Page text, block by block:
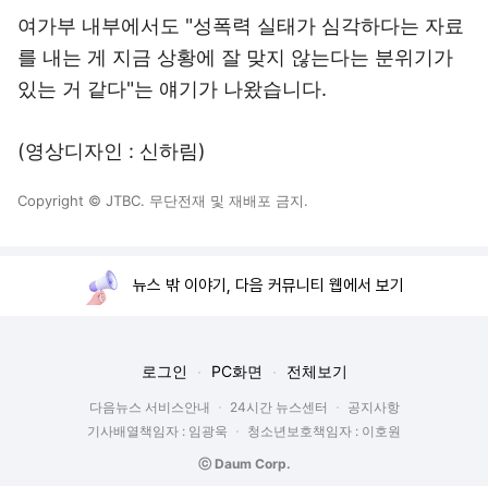
여가부 내부에서도 "성폭력 실태가 심각하다는 자료
를 내는 게 지금 상황에 잘 맞지 않는다는 분위기가
있는 거 같다"는 얘기가 나왔습니다.
(영상디자인 : 신하림)
Copyright © JTBC. 무단전재 및 재배포 금지.
뉴스 밖 이야기, 다음 커뮤니티 웹에서 보기
로그인 PC화면 전체보기
다음뉴스 서비스안내 24시간 뉴스센터
공지사항
기사배열책임자 : 임광욱
청소년보호책임자 : 이호원
ⓒ Daum Corp.